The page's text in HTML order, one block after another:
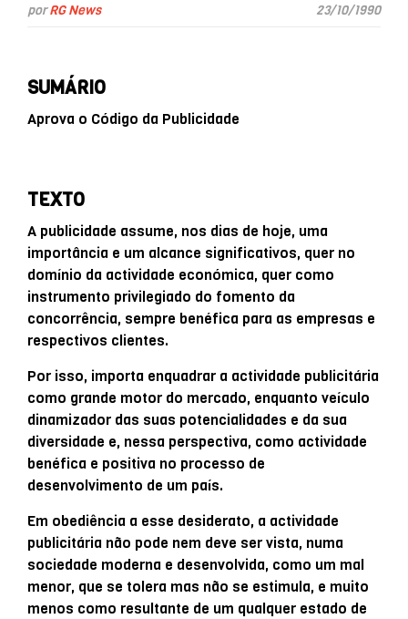
porRG News 23/10/1990
SUMÁRIO
Aprova o Código da Publicidade
TEXTO
A publicidade assume, nos dias de hoje, uma
importância e um alcance significativos, quer no
domínio da actividade económica, quer como
instrumento privilegiado do fomento da
concorrência, sempre benéfica para as empresas e
respectivos clientes.
Por isso, importa enquadrar a actividade publicitária
como grande motor do mercado, enquanto veículo
dinamizador das suas potencialidades e da sua
diversidade e, nessa perspectiva, como actividade
benéfica e positiva no processo de
desenvolvimento de um país.
Em obediência a esse desiderato, a actividade
publicitária não pode nem deve ser vista, numa
sociedade moderna e desenvolvida, como um mal
menor, que se tolera mas não se estimula, e muito
menos como resultante de um qualquer estado de